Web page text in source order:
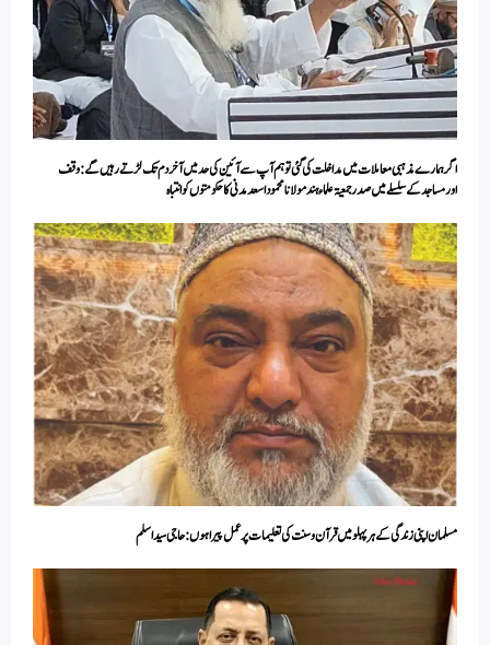
اگر ہمارے مذہبی معاملات میں مداخلت کی گئی تو ہم آپ سے آئین کی حد میں آخر دم تک لڑتے رہیں گے:وقف
اورمساجد کے سلسلے میں صدر جمعیۃ علماء ہند مولانا محمود اسعد مدنی کا حکومتوں کو انتباہ
مسلمان اپنی زندگی کے ہر پہلو میں قرآن و سنت کی تعلیمات پر عمل پیرا ہوں: حاجی سید اسلم